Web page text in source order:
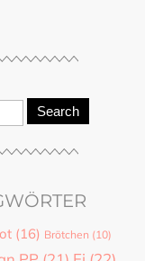
Search
(16) Brötchen (10)